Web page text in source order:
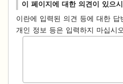
이 페이지에 대한 의견이 있으
이란에 입력된 의견 등에 대한 답
개인 정보 등은 입력하지 마십시